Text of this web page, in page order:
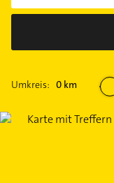
Umkreis: 0 km